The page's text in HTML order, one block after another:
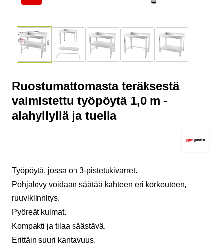
Ruostumattomasta teräksestä
valmistettu työpöytä 1,0 m -
alahyllyllä ja tuella
Työpöytä, jossa on 3-pistetukivarret.
Pohjalevy voidaan säätää kahteen eri korkeuteen,
ruuvikiinnitys.
Pyöreät kulmat.
Kompakti ja tilaa säästävä.
Erittäin suuri kantavuus.